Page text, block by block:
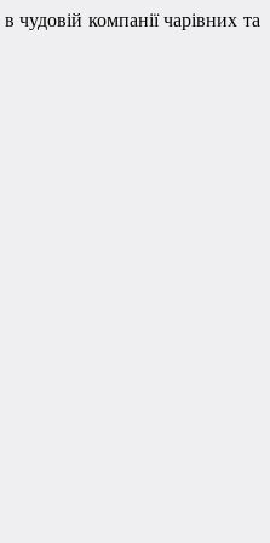
в чудовій компанії чарівних та